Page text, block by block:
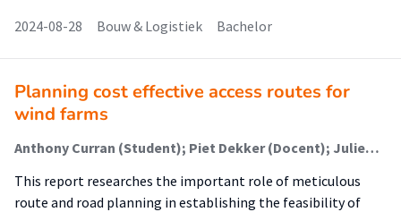
2024-08-28
Bouw & Logistiek Bachelor
Planning cost effective access routes for
wind farms
Anthony Curran (Student); Piet Dekker (Docent); Julien Ferrand (Begeleider)
This report researches the important role of meticulous
route and road planning in establishing the feasibility of